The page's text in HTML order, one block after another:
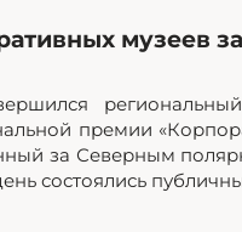
музеев
премии
за Северным
состоялись